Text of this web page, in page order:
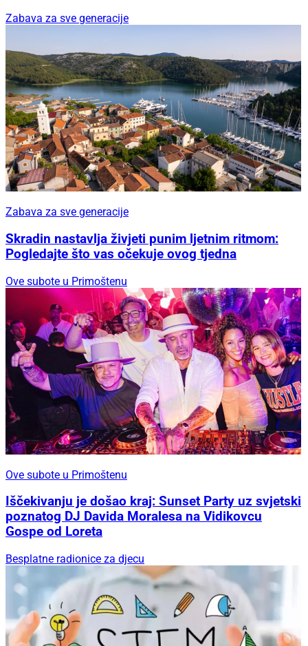
Zabava za sve generacije
Zabava za sve generacije
Skradin nastavlja živjeti punim ljetnim ritmom:
Pogledajte što vas očekuje ovog tjedna
Ove subote u Primoštenu
Ove subote u Primoštenu
Iščekivanju je došao kraj: Sunset Party uz svjetski
poznatog DJ Davida Moralesa na Vidikovcu
Gospe od Loreta
Besplatne radionice za djecu